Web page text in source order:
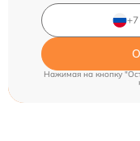
Нажимая на кнопку